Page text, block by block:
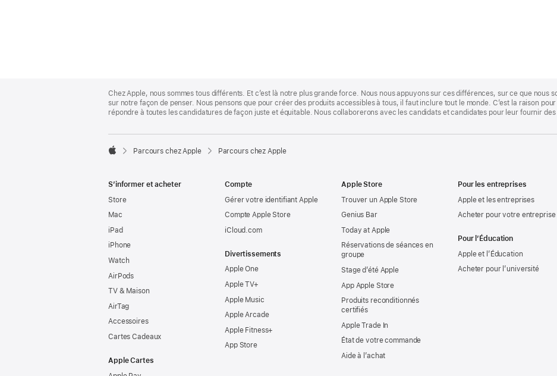
Footer
Chez Apple, nous sommes tous différents. Et c’est là notre plus grande force. Nous nous appuyons sur ces différences, sur ce que nous
sur notre façon de penser. Nous pensons que pour créer des produits accessibles à tous, il faut inclure tout le monde. C’est la raison
répondre à toutes les candidatures de façon juste et équitable. Nous collaborerons avec les candidats et candidates pour leur fournir

Parcours chez Apple Parcours chez Apple
S’informer et acheter
Store
Mac
iPad
iPhone
Watch
AirPods
TV & Maison
AirTag
Accessoires
Cartes Cadeaux
Apple Cartes
Compte
Gérer votre identifiant Apple
Compte Apple Store
iCloud.com
Divertissements
Apple One
Apple TV+
Apple Music
Apple Arcade
Apple Fitness+
App Store
Apple Store
Trouver un Apple Store
Genius Bar
Today at Apple
Réservations de séances en
groupe
Stage d’été Apple
App Apple Store
Produits reconditionnés
certifiés
Apple Trade In
État de votre commande
Aide à l’achat
Pour les entreprises
Apple et les entreprises
Acheter pour votre entreprise
Pour l’Éducation
Apple et l’Éducation
Acheter pour l’université